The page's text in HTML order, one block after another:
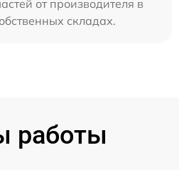
от производителя в
складах.
работы